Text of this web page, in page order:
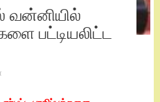
வன்னியில்
பட்டியலிட்ட